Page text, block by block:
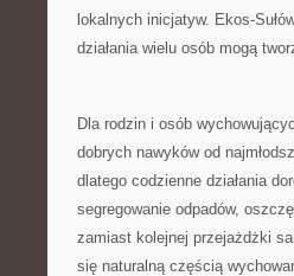
lokalnych inicjatyw. Ekos-
działania wielu osób mogą
Dla rodzin i osób
dobrych nawyków od
dlatego codzienne działania
segregowanie odpadów,
zamiast kolejnej przejażdżki
się naturalną częścią